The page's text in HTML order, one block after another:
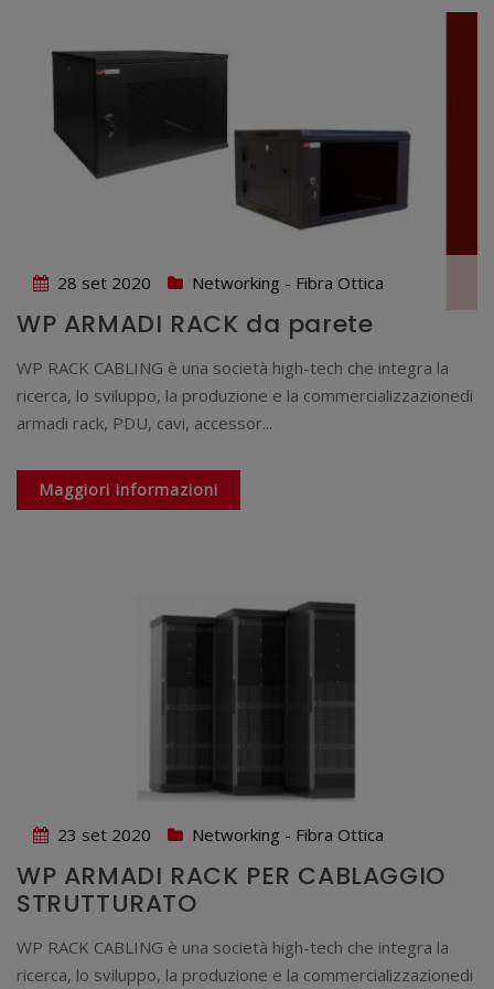
28 set 2020 Networking - Fibra Ottica
WP ARMADI RACK da parete
WP RACK CABLING è una società high-tech che integra la
ricerca, lo sviluppo, la produzione e la commercializzazionedi
armadi rack, PDU, cavi, accessor...
Maggiori informazioni
23 set 2020 Networking - Fibra Ottica
WP ARMADI RACK PER CABLAGGIO
STRUTTURATO
WP RACK CABLING è una società high-tech che integra la
ricerca, lo sviluppo, la produzione e la commercializzazionedi